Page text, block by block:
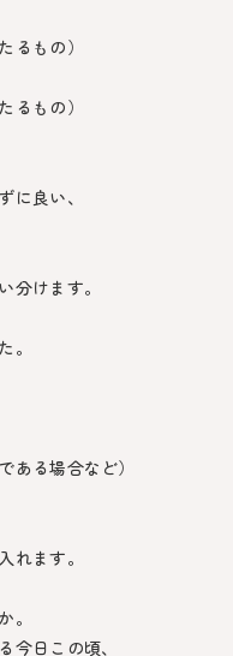
るもの）
るもの）
に良い、
分けます。
。
ある場合など）
れます。
。
今日この頃、